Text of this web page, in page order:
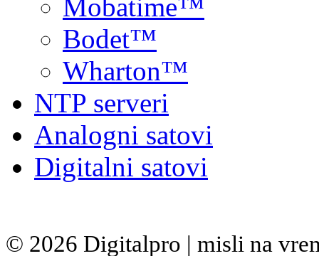
Mobatime™
Bodet™
Wharton™
NTP serveri
Analogni satovi
Digitalni satovi
© 2026 Digitalpro | misli na